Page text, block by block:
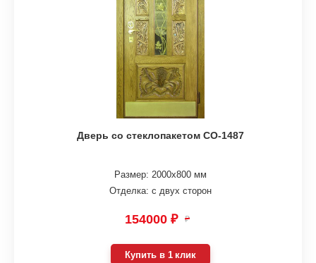
Дверь со стеклопакетом СО-1487
Размер: 2000х800 мм
Отделка: с двух сторон
154000 ₽ ₽
Купить в 1 клик